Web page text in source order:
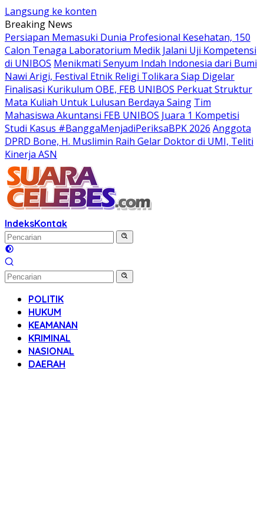
Langsung ke konten
Breaking News
Persiapan Memasuki Dunia Profesional Kesehatan, 150
Calon Tenaga Laboratorium Medik Jalani Uji Kompetensi
di UNIBOS Menikmati Senyum Indah Indonesia dari Bumi
Nawi Arigi, Festival Etnik Religi Tolikara Siap Digelar
Finalisasi Kurikulum OBE, FEB UNIBOS Perkuat Struktur
Mata Kuliah Untuk Lulusan Berdaya Saing Tim
Mahasiswa Akuntansi FEB UNIBOS Juara 1 Kompetisi
Studi Kasus #BanggaMenjadiPeriksaBPK 2026 Anggota
DPRD Bone, H. Muslimin Raih Gelar Doktor di UMI, Teliti
Kinerja ASN
IndeksKontak
POLITIK
HUKUM
KEAMANAN
KRIMINAL
NASIONAL
DAERAH